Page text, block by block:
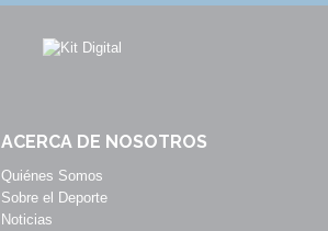
ACERCA DE NOSOTROS
Quiénes Somos
Sobre el Deporte
Noticias